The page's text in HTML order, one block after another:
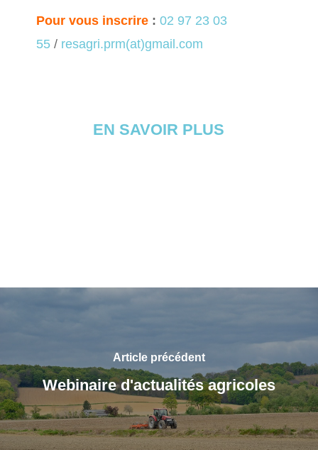
Pour vous inscrire: 02 97 23 03
55/ resagri.prm(at)gmail.com
EN SAVOIR PLUS
Article précédent
Webinaire d'actualités agricoles